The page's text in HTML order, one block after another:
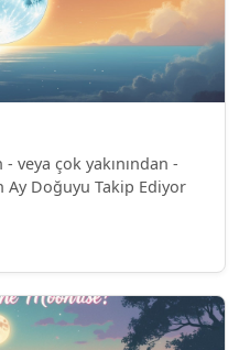
veya çok yakınından -
Ay Doğuyu Takip Ediyor